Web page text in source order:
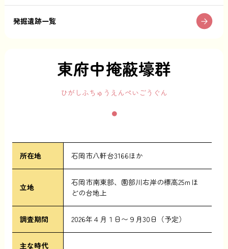
発掘遺跡一覧
東府中掩蔽壕群
ひがしふちゅうえんぺいごうぐん
所在地 石岡市八軒台3166ほか
立地
石岡市南東部、園部川右岸の標高25ｍほ
どの台地上
調査期間 2026年４月１日〜９月30日（予定）
主な時代